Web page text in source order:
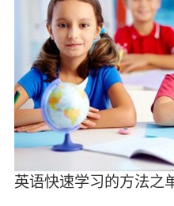
英语快速学习的方法之